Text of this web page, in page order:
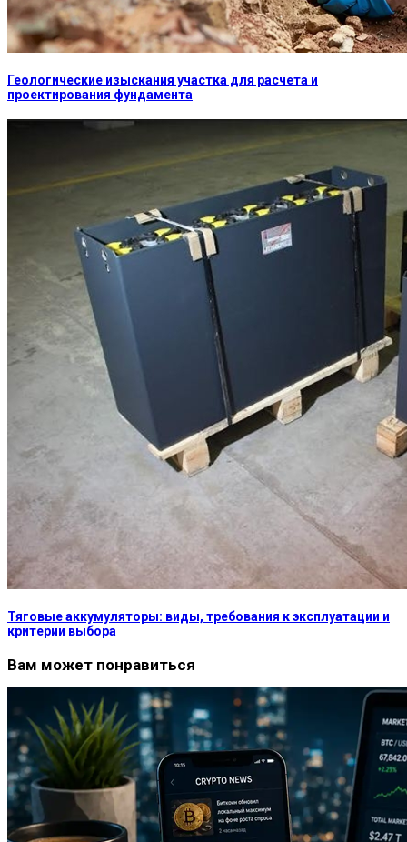
Геологические изыскания участка для расчета и
проектирования фундамента
Тяговые аккумуляторы: виды, требования к эксплуатации и
критерии выбора
Вам может понравиться